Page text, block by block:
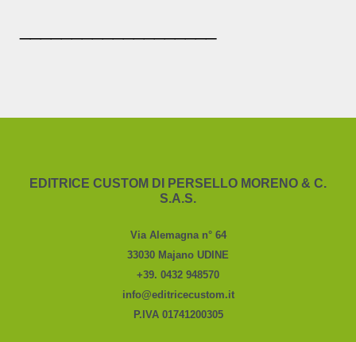
EDITRICE CUSTOM DI PERSELLO MORENO & C.
S.A.S.
Via Alemagna n° 64
33030 Majano UDINE
+39. 0432 948570
info@editricecustom.it
P.IVA 01741200305